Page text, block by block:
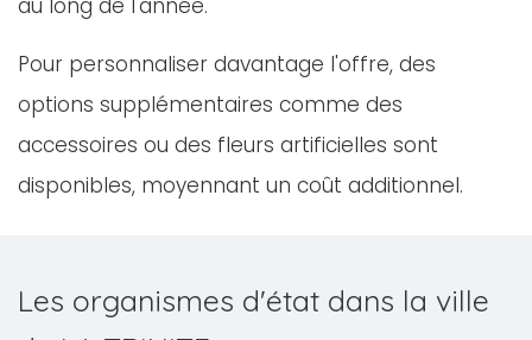
au long de l'année.
Pour personnaliser davantage l'offre, des
options supplémentaires comme des
accessoires ou des fleurs artificielles sont
disponibles, moyennant un coût additionnel.
Les organismes d'état dans la ville